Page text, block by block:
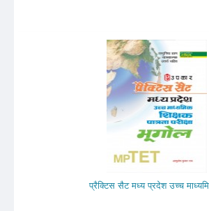
प्रैक्टिस सैट मध्य प्रदेश उच्च